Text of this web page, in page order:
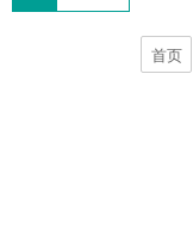
首页